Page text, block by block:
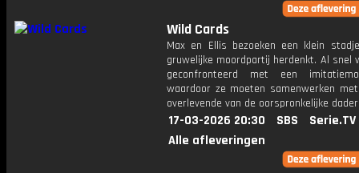
Wild Cards
Max en Ellis bezoeken een klein
gruwelijke moordpartij herdenkt. Al snel
geconfronteerd met een
waardoor ze moeten samenwerken
overlevende van de oorspronkelijke
17-03-2026 20:30 SBS
Serie.TV
Alle afleveringen